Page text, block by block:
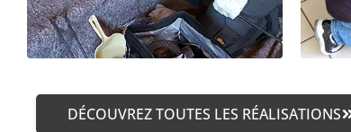
DÉCOUVREZ TOUTES LES RÉALISATIONS